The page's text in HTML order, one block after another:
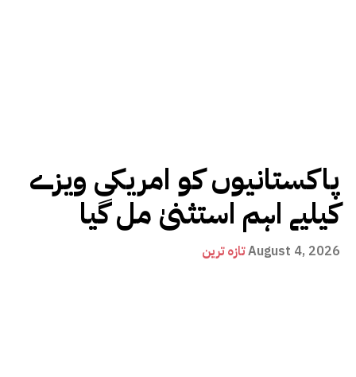
پاکستانیوں کو امریکی ویزے
کیلیے اہم استثنیٰ مل گیا
تازہ ترینAugust 4, 2026